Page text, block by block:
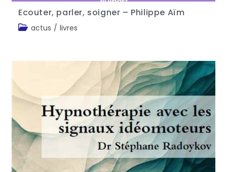
Ecouter, parler, soigner – Philippe Aïm
actus / livres